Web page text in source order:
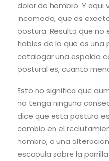
dolor de hombro. Y aqui
incomoda, que es
postura. Resulta que no
fiables de lo que es una
catalogar una espalda
postural es, cuanto
Esto no significa que
no tenga ninguna
dice que esta postura
cambio en el
hombro, a una
escapula sobre la